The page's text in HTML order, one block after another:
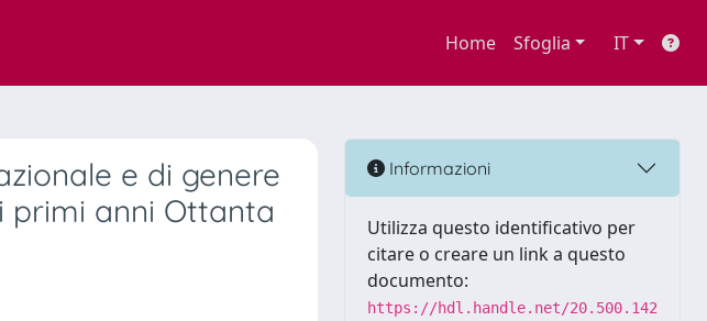
Home Sfoglia IT
e di genere
primi anni Ottanta
Informazioni
Utilizza questo identificativo per
citare o creare un link a questo
documento:
https://hdl.handle.net/20.500.142